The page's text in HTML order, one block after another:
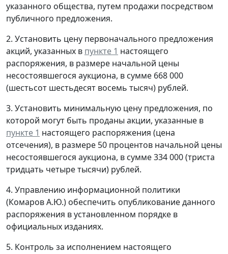
указанного общества, путем продажи посредством
публичного предложения.
2. Установить цену первоначального предложения
акций, указанных в пункте 1 настоящего
распоряжения, в размере начальной цены
несостоявшегося аукциона, в сумме 668 000
(шестьсот шестьдесят восемь тысяч) рублей.
3. Установить минимальную цену предложения, по
которой могут быть проданы акции, указанные в
пункте 1 настоящего распоряжения (цена
отсечения), в размере 50 процентов начальной цены
несостоявшегося аукциона, в сумме 334 000 (триста
тридцать четыре тысячи) рублей.
4. Управлению информационной политики
(Комаров А.Ю.) обеспечить опубликование данного
распоряжения в установленном порядке в
официальных изданиях.
5. Контроль за исполнением настоящего